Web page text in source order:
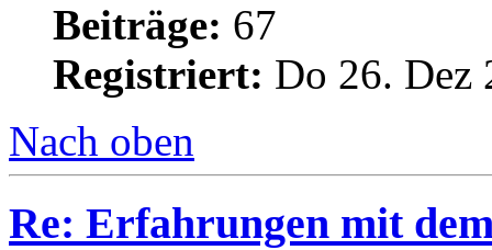
Beiträge: 67
Registriert: Do 26. Dez
Nach oben
Re: Erfahrungen mit